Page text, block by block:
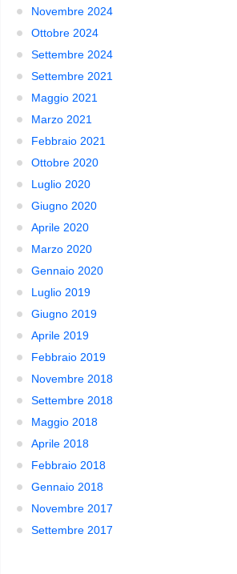
Novembre 2024
Ottobre 2024
Settembre 2024
Settembre 2021
Maggio 2021
Marzo 2021
Febbraio 2021
Ottobre 2020
Luglio 2020
Giugno 2020
Aprile 2020
Marzo 2020
Gennaio 2020
Luglio 2019
Giugno 2019
Aprile 2019
Febbraio 2019
Novembre 2018
Settembre 2018
Maggio 2018
Aprile 2018
Febbraio 2018
Gennaio 2018
Novembre 2017
Settembre 2017